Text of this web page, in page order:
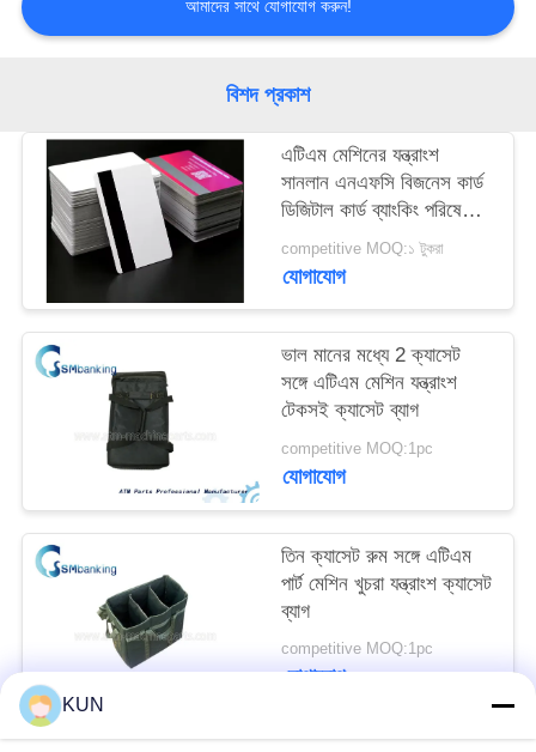
জন্য
আবেদন
সাইট
ম্যাপ
PRIVACY
POLICY
আমাদের সাথে যোগাযোগ করুন!
বিশদ প্রকাশ
এটিএম মেশিনের যন্ত্রাংশ
সানলান এনএফসি বিজনেস কার্ড
ডিজিটাল কার্ড ব্যাংকিং পরিষেবার
competitive MOQ:১ টুকরা
যোগাযোগ
ভাল মানের মধ্যে 2 ক্যাসেট
সঙ্গে এটিএম মেশিন যন্ত্রাংশ
টেকসই ক্যাসেট ব্যাগ
competitive MOQ:1pc
যোগাযোগ
তিন ক্যাসেট রুম সঙ্গে এটিএম
পার্ট মেশিন খুচরা যন্ত্রাংশ ক্যাসেট
ব্যাগ
competitive MOQ:1pc
যোগাযোগ
KUN